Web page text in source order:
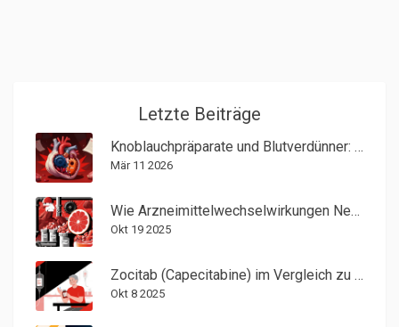
Letzte Beiträge
Knoblauchpräparate und Blutverdünner: Erhöhtes Blutungsrisiko
Mär 11 2026
Wie Arzneimittelwechselwirkungen Nebenwirkungen verstärken
Okt 19 2025
Zocitab (Capecitabine) im Vergleich zu Alternativen - Vor- und Nachteile
Okt 8 2025